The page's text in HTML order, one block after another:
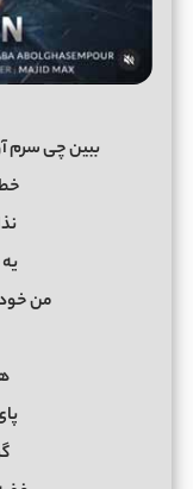
ببین چی سرم
من